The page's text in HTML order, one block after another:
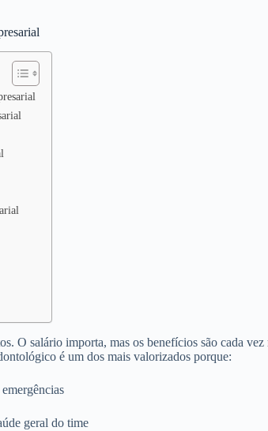
O salário importa, mas os benefícios são cada
é um dos mais valorizados porque:
geral do time